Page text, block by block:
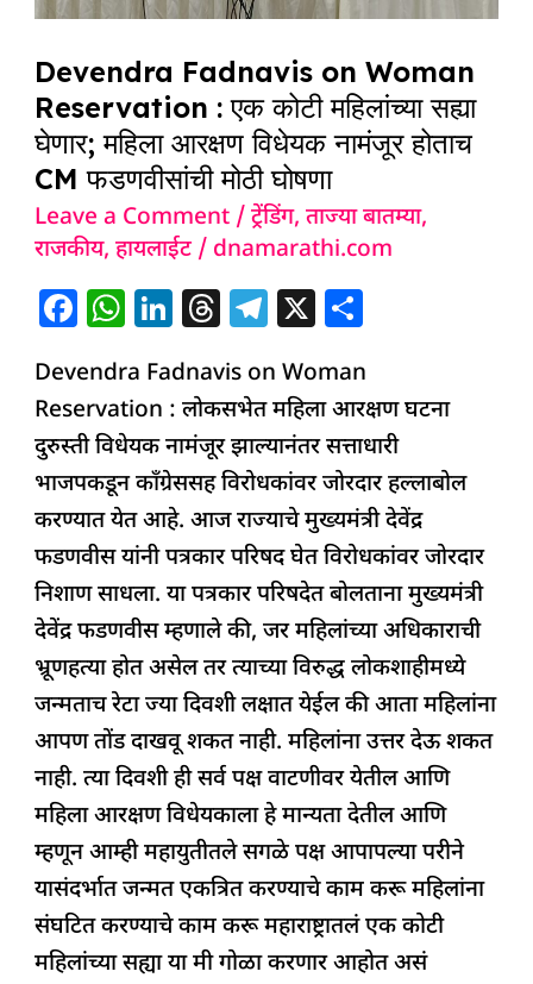
Devendra Fadnavis on Woman
Reservation : एक कोटी महिलांच्या सह्या
घेणार; महिला आरक्षण विधेयक नामंजूर होताच
CM फडणवीसांची मोठी घोषणा
Leave a Comment /ट्रेंडिंग,ताज्या बातम्या,
राजकीय,हायलाईट/ dnamarathi.com
F
c
e
b
o
o
k
W
at
s
A
p
p
Li
k
e
dI
n
T
re
a
d
s
T
e
g
ra
m
X
ar
e
Devendra Fadnavis on Woman
Reservation : लोकसभेत महिला आरक्षण घटना
दुरुस्ती विधेयक नामंजूर झाल्यानंतर सत्ताधारी
भाजपकडून काँग्रेससह विरोधकांवर जोरदार हल्लाबोल
करण्यात येत आहे. आज राज्याचे मुख्यमंत्री देवेंद्र
फडणवीस यांनी पत्रकार परिषद घेत विरोधकांवर जोरदार
निशाण साधला. या पत्रकार परिषदेत बोलताना मुख्यमंत्री
देवेंद्र फडणवीस म्हणाले की, जर महिलांच्या अधिकाराची
भ्रूणहत्या होत असेल तर त्याच्या विरुद्ध लोकशाहीमध्ये
जन्मताच रेटा ज्या दिवशी लक्षात येईल की आता महिलांना
आपण तोंड दाखवू शकत नाही. महिलांना उत्तर देऊ शकत
नाही. त्या दिवशी ही सर्व पक्ष वाटणीवर येतील आणि
महिला आरक्षण विधेयकाला हे मान्यता देतील आणि
म्हणून आम्ही महायुतीतले सगळे पक्ष आपापल्या परीने
यासंदर्भात जन्मत एकत्रित करण्याचे काम करू महिलांना
संघटित करण्याचे काम करू महाराष्ट्रातलं एक कोटी
महिलांच्या सह्या या मी गोळा करणार आहोत असं
सह्या
घेणार;
महिला
आरक्षण
विधेयक
नामंजूर
होताच
फडणवीसांची
घोषणा